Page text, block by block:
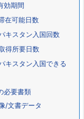
効期間
在可能日数
キスタン入国回数
得所要日数
キスタン入国できる
必要書類
/文書データ